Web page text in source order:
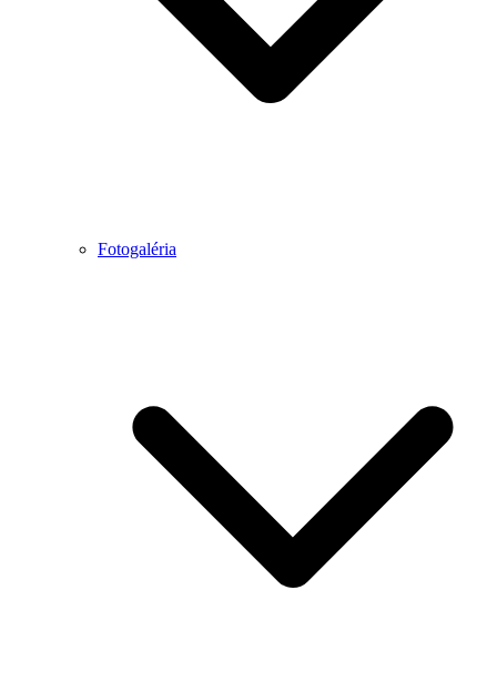
Fotogaléria